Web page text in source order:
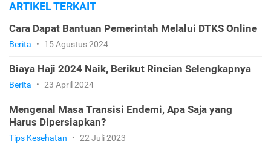
ARTIKEL TERKAIT
Cara Dapat Bantuan Pemerintah Melalui DTKS Online
Berita • 15 Agustus 2024
Biaya Haji 2024 Naik, Berikut Rincian Selengkapnya
Berita • 23 April 2024
Mengenal Masa Transisi Endemi, Apa Saja yang
Harus Dipersiapkan?
Tips Kesehatan • 22 Juli 2023